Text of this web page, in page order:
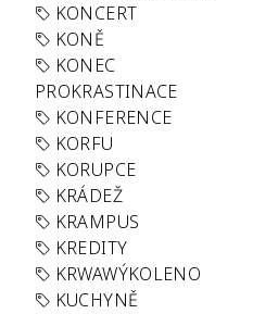
KONCERT
KONĚ
KONEC
PROKRASTINACE
KONFERENCE
KORFU
KORUPCE
KRÁDEŽ
KRAMPUS
KREDITY
KRWAWÝKOLENO
KUCHYNĚ